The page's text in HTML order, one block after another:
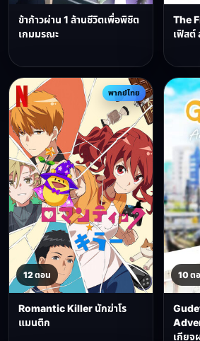
ข้าก้าวผ่าน 1 ล้านชีวิตเพื่อพิชิต
เกมมรณะ
The
เฟิสต์
พากย์ไทย
12 ตอน
Romantic Killer นักฆ่าโร
แมนติก
10 ต
เกียจ